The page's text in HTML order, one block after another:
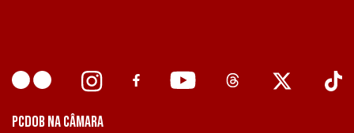
PCDOB NA CÂMARA